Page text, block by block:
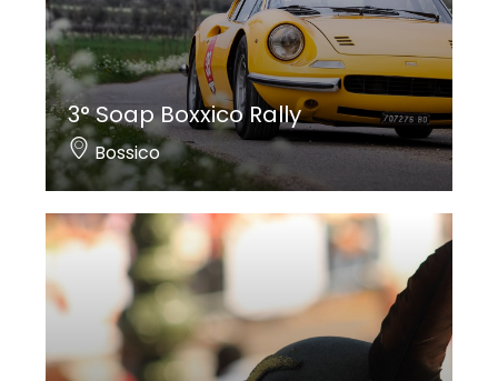
3° Soap Boxxico Rally
Bossico